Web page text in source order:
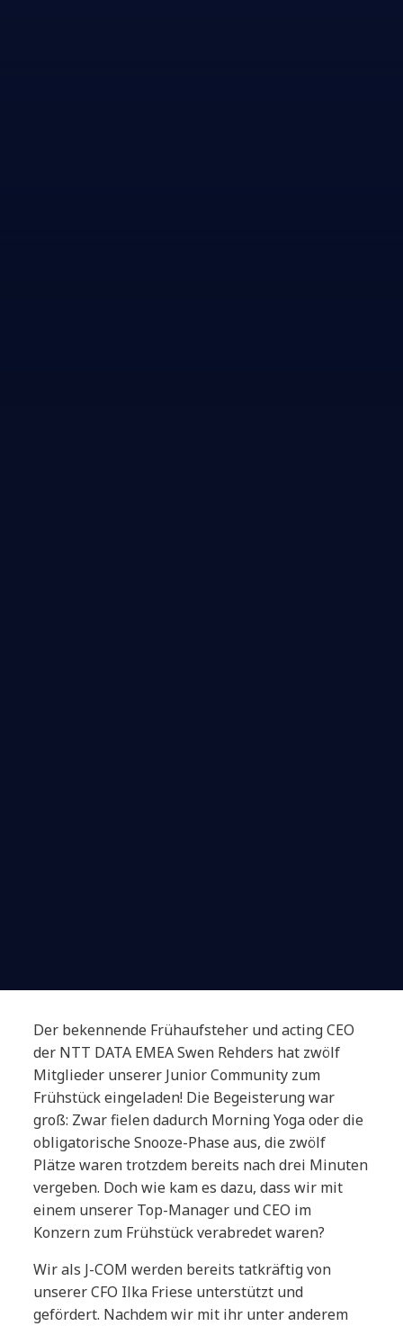
Der bekennende Frühaufsteher und acting CEO
der NTT DATA EMEA Swen Rehders hat zwölf
Mitglieder unserer Junior Community zum
Frühstück eingeladen! Die Begeisterung war
groß: Zwar fielen dadurch Morning Yoga oder die
obligatorische Snooze-Phase aus, die zwölf
Plätze waren trotzdem bereits nach drei Minuten
vergeben. Doch wie kam es dazu, dass wir mit
einem unserer Top-Manager und CEO im
Konzern zum Frühstück verabredet waren?
Wir als J-COM werden bereits tatkräftig von
unserer CFO Ilka Friese unterstützt und
gefördert. Nachdem wir mit ihr unter anderem